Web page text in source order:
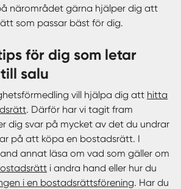
närområdet gärna hjälper dig att
som passar bäst för dig.
salu
vill hjälpa dig att hitta
. Därför har vi tagit fram
dig svar på mycket av det du undrar
på att köpa en bostadsrätt. I
annat läsa om vad som gäller om
i andra hand eller hur du
i en bostadsrättsförening. Har du